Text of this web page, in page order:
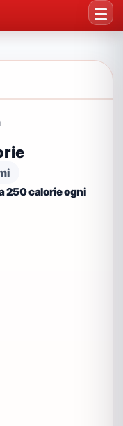
250 calorie ogni